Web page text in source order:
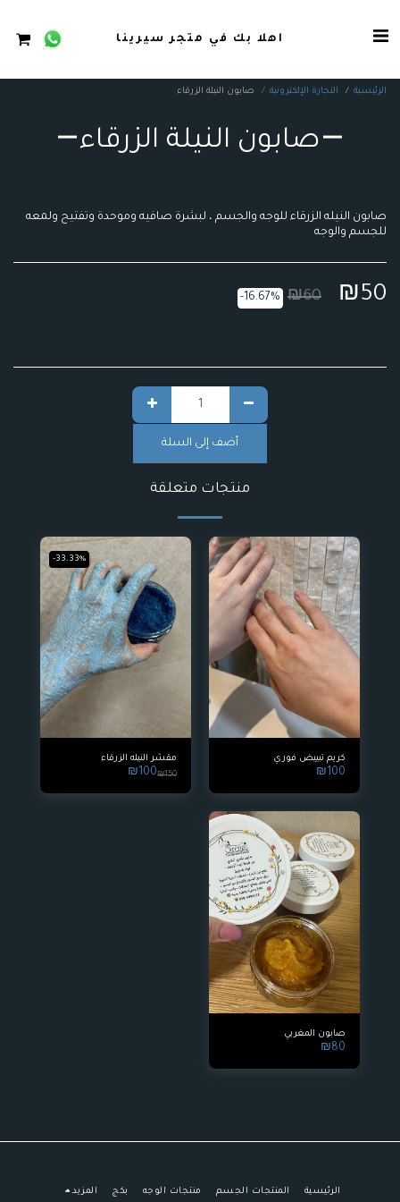
اهلا بك في متجر سيرينا
الرئيسية التجارة الإلكترونية صابون النيلة الزرقاء
صابون النيلة الزرقاء
صابون النيله الزرقاء للوجه والجسم ، لبشرة صافيه وموحدة وتفتيح ولمعه
للجسم والوجه
₪50
₪60
-16.67%
أضف إلى السلة
منتجات متعلقة
كريم تبييض فوري
₪ 100
-33.33%
مقشر النيله الزرقاء
₪150
₪ 100
صابون المغربي
₪80
الرئيسية المنتجات الجسم منتجات الوجه بكج المزيد